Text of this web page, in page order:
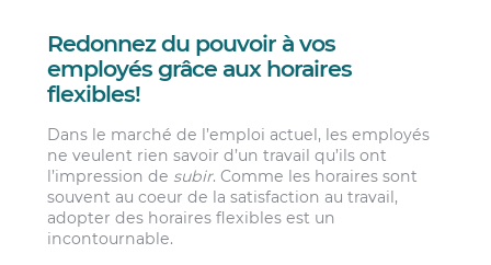
Redonnez du pouvoir à vos
employés grâce aux horaires
flexibles!
Dans le marché de l’emploi actuel, les employés
ne veulent rien savoir d’un travail qu’ils ont
l’impression de subir. Comme les horaires sont
souvent au coeur de la satisfaction au travail,
adopter des horaires flexibles est un
incontournable.